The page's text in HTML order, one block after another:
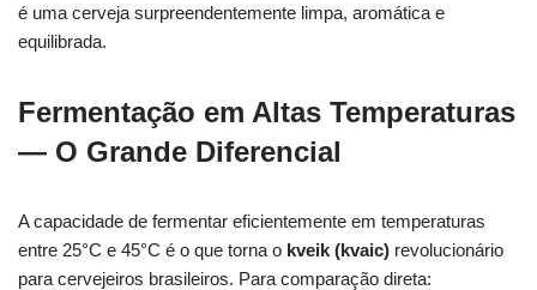
é uma cerveja surpreendentemente limpa, aromática e
equilibrada.
Fermentação em Altas Temperaturas
— O Grande Diferencial
A capacidade de fermentar eficientemente em temperaturas
entre 25°C e 45°C é o que torna o kveik (kvaic) revolucionário
para cervejeiros brasileiros. Para comparação direta: